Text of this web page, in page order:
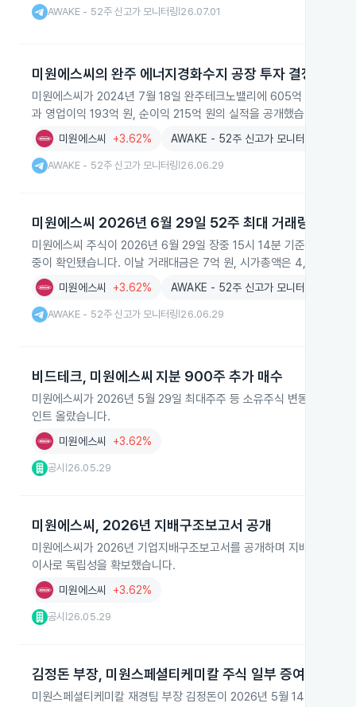
AWAKE - 52주 신고가 모니터링 26.07.01
미원에스씨의 완주 에너지경화수지 공장 투자 결정
미원에스씨가 2024년 7월 18일 완주테크노밸리에 605억 원을 투자
과 영업이익 193억 원, 순이익 215억 원의 실적을 공개했습니다.
미원에스씨 +3.62% AWAKE - 52주 신고가 모니터링
AWAKE - 52주 신고가 모니터링 26.06.29
미원에스씨 2026년 6월 29일 52주 최대 거래량 기록
미원에스씨 주식이 2026년 6월 29일 장중 15시 14분 기준으로 최근
중이 확인됐습니다. 이날 거래대금은 7억 원, 시가총액은 4,880억
미원에스씨 +3.62% AWAKE - 52주 신고가 모니터링
AWAKE - 52주 신고가 모니터링 26.06.29
비드테크, 미원에스씨 지분 900주 추가 매수
미원에스씨가 2026년 5월 29일 최대주주 등 소유주식 변동신고서
인트 올랐습니다.
미원에스씨 +3.62%
공시 26.05.29
미원에스씨, 2026년 지배구조보고서 공개
미원에스씨가 2026년 기업지배구조보고서를 공개하며 지배구조와
이사로 독립성을 확보했습니다.
미원에스씨 +3.62%
공시 26.05.29
김정돈 부장, 미원스페셜티케미칼 주식 일부 증여
미원스페셜티케미칼 재경팀 부장 김정돈이 2026년 5월 14일 기준